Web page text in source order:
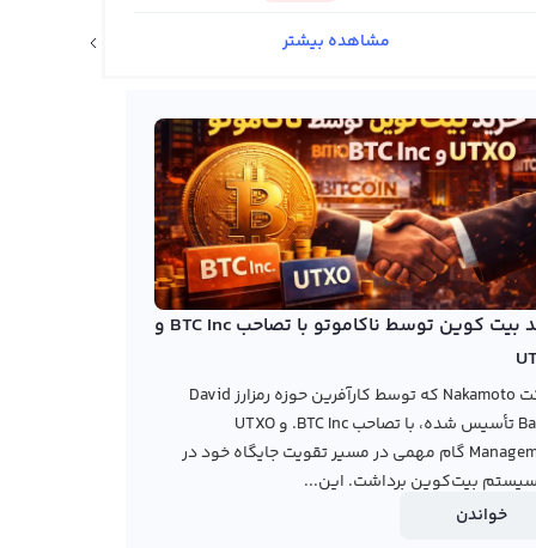
خرید بیت کوین توسط ناکاموتو با تصاحب BTC Inc و
شرکت Nakamoto که توسط کارآفرین حوزه رمزارز David
Bailey تأسیس شده، با تصاحب BTC Inc. و UTXO
Management گام مهمی در مسیر تقویت جایگاه خود در
بیت‌کوین برداشت. این...
خواندن
مشاهده بیشتر